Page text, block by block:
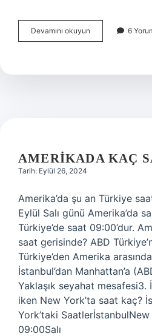
Devamını okuyun
Iyi
6
AMERIKADA KAÇ
Tarih: Eylül 26, 2024
Amerika’da şu an Türkiye
Eylül Salı günü Amerika’da
Türkiye’de saat 09:00’dur.
saat gerisinde? ABD
Türkiye’den Amerika
İstanbul’dan Manhattan’a
Yaklaşık seyahat mesafesi3.
iken New York’ta saat kaç?
York’taki SaatlerİstanbulNew
09:00Salı